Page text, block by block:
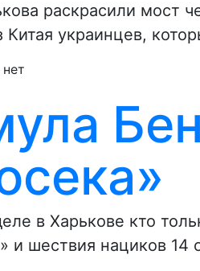
раскрасили мост
Китая украинцев,
в Харькове кто
и шествия нациков 14